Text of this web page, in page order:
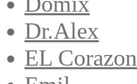
Dr.Alex
EL Corazon